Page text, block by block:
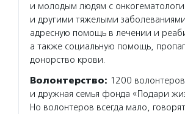
и молодым людям с
и другими тяжелыми
адресную помощь в лечении и
а также социальную помощь,
донорство крови.
Волонтерство: 1200
и дружная семья фонда «Подари
Но волонтеров всегда мало,